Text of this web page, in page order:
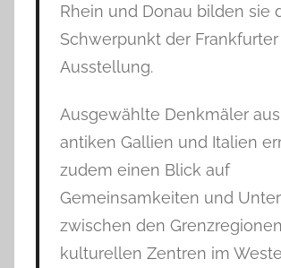
Rhein und Donau bilden sie
Schwerpunkt der Frankfurter
Ausstellung.
Ausgewählte Denkmäler
antiken Gallien und Italien
zudem einen Blick auf
Gemeinsamkeiten und
zwischen den
kulturellen Zentren im